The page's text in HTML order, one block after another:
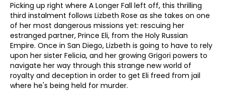
Picking up right where A Longer Fall left off, this thrilling
third instalment follows Lizbeth Rose as she takes on one
of her most dangerous missions yet: rescuing her
estranged partner, Prince Eli, from the Holy Russian
Empire. Once in San Diego, Lizbeth is going to have to rely
upon her sister Felicia, and her growing Grigori powers to
navigate her way through this strange new world of
royalty and deception in order to get Eli freed from jail
where he's being held for murder.